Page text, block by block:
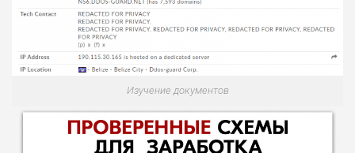
Изучение документов